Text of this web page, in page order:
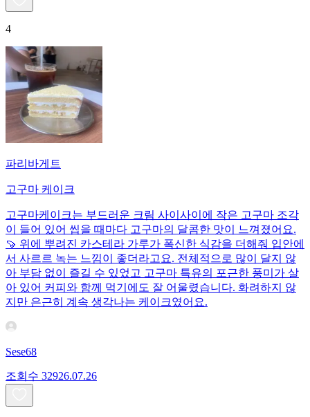
4
파리바게트
고구마 케이크
고구마케이크는 부드러운 크림 사이사이에 작은 고구마 조각
이 들어 있어 씹을 때마다 고구마의 달콤한 맛이 느껴졌어요.
🍠 위에 뿌려진 카스테라 가루가 폭신한 식감을 더해줘 입안에
서 사르르 녹는 느낌이 좋더라고요. 전체적으로 많이 달지 않
아 부담 없이 즐길 수 있었고 고구마 특유의 포근한 풍미가 살
아 있어 커피와 함께 먹기에도 잘 어울렸습니다. 화려하지 않
지만 은근히 계속 생각나는 케이크였어요.
Sese68
조회수 32926.07.26